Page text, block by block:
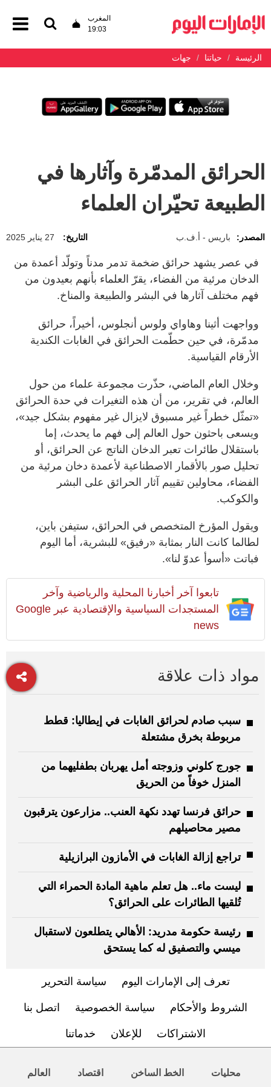
المغرب
19:03
الرئيسة حياتنا جهات
الحرائق المدمّرة وآثارها في
الطبيعة تحيّران العلماء
المصدر: باريس - أ.ف.ب التاريخ: 27 يناير 2025
في عصر يشهد حرائق ضخمة تدمر مدناً وتولّد أعمدة من
الدخان مرئية من الفضاء، يقرّ العلماء بأنهم بعيدون من
فهم مختلف آثارها في البشر والطبيعة والمناخ.
وواجهت أثينا وهاواي ولوس أنجلوس، أخيراً، حرائق
مدمّرة، في حين حطّمت الحرائق في الغابات الكندية
الأرقام القياسية.
وخلال العام الماضي، حذّرت مجموعة علماء من حول
العالم، في تقرير، من أن هذه التغيرات في حدة الحرائق
«تمثّل خطراً غير مسبوق لايزال غير مفهوم بشكل جيد»،
ويسعى باحثون حول العالم إلى فهم ما يحدث، إما
باستقلال طائرات تعبر الدخان الناتج عن الحرائق، أو
تحليل صور بالأقمار الاصطناعية لأعمدة دخان مرئية من
الفضاء، محاولين تقييم آثار الحرائق على البشر
والكوكب.
ويقول المؤرخ المتخصص في الحرائق، ستيفن باين،
لطالما كانت النار بمثابة «رفيق» للبشرية، أما اليوم
فباتت «أسوأ عدوّ لنا».
تابعوا آخر أخبارنا المحلية والرياضية وآخر
المستجدات السياسية والإقتصادية عبر Google
news
مواد ذات علاقة
سبب صادم لحرائق الغابات في إيطاليا: قطط
مربوطة بخرق مشتعلة
جورج كلوني وزوجته أمل يهربان بطفليهما من
المنزل خوفاً من الحريق
حرائق فرنسا تهدد نكهة العنب.. مزارعون يترقبون
مصير محاصيلهم
تراجع إزالة الغابات في الأمازون البرازيلية
ليست ماء.. هل تعلم ماهية المادة الحمراء التي
تُلقيها الطائرات على الحرائق؟
رئيسة حكومة مدريد: الأهالي يتطلعون لاستقبال
ميسي والتصفيق له كما يستحق
تعرف إلى الإمارات اليوم سياسة التحرير
الشروط والأحكام سياسة الخصوصية اتصل بنا
الاشتراكات للإعلان خدماتنا
محليات الخط الساخن اقتصاد العالم